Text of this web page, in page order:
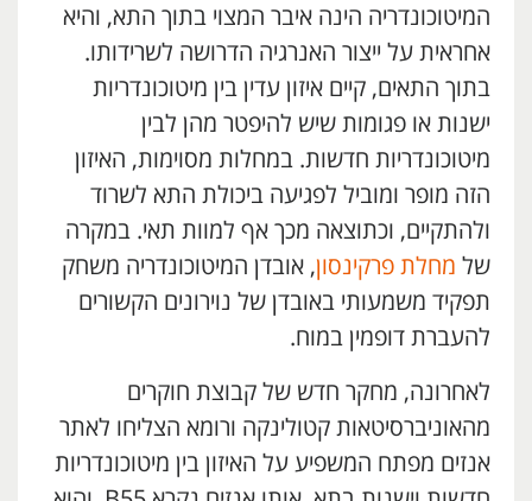
המיטוכונדריה הינה איבר המצוי בתוך התא, והיא
אחראית על ייצור האנרגיה הדרושה לשרידותו.
בתוך התאים, קיים איזון עדין בין מיטוכונדריות
ישנות או פגומות שיש להיפטר מהן לבין
מיטוכונדריות חדשות. במחלות מסוימות, האיזון
הזה מופר ומוביל לפגיעה ביכולת התא לשרוד
ולהתקיים, וכתוצאה מכך אף למוות תאי. במקרה
של מחלת פרקינסון, אובדן המיטוכונדריה משחק
תפקיד משמעותי באובדן של נוירונים הקשורים
להעברת דופמין במוח.
לאחרונה, מחקר חדש של קבוצת חוקרים
מהאוניברסיטאות קטולינקה ורומא הצליחו לאתר
אנזים מפתח המשפיע על האיזון בין מיטוכונדריות